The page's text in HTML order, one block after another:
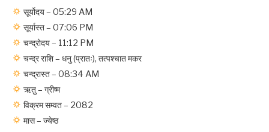
सूर्योदय – 05:29 AM
सूर्यास्त – 07:06 PM
चन्द्रोदय – 11:12 PM
चन्द्र राशि – धनु (प्रातः), तत्पश्चात मकर
चन्द्रास्त – 08:34 AM
ऋतु – ग्रीष्म
विक्रम सम्वत – 2082
मास – ज्येष्ठ